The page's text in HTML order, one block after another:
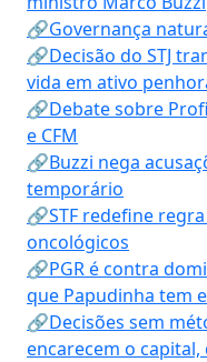
🔗Governança
🔗Decisão do STJ
vida em ativo
🔗Debate sobre
e CFM
🔗Buzzi nega
temporário
🔗STF redefine
oncológicos
🔗PGR é contra
que Papudinha tem
🔗Decisões sem
encarecem o